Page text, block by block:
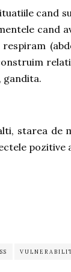
cand
cand
gandita.
starea de